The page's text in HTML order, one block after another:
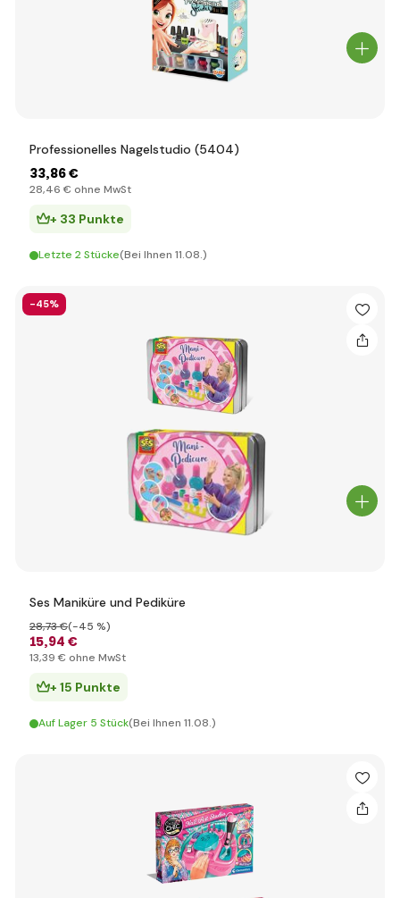
Professionelles Nagelstudio (5404)
33,86 €
28,46 € ohne MwSt
+ 33 Punkte
Letzte 2 Stücke(Bei Ihnen 11.08.)
-45%
Ses Maniküre und Pediküre
15,94 €
28,73 €(-45 %)
13,39 € ohne MwSt
+ 15 Punkte
Auf Lager 5 Stück(Bei Ihnen 11.08.)